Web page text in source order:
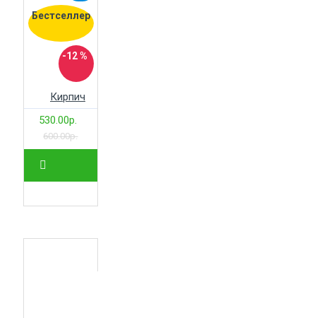
Бестселлер
-12 %
Кирпич
530.00р.
600.00р.